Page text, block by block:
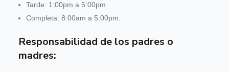
Tarde: 1:00pm a 5:00pm.
Completa: 8:00am a 5:00pm.
Responsabilidad de los padres o
madres: